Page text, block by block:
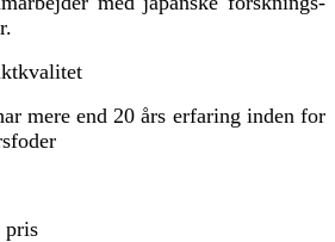
mere end 20 års erfaring inden for
pris